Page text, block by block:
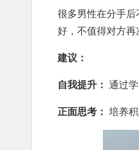
很多男性在分手
好，不值得对方再
建议：
自我提升： 通过
正面思考： 培养